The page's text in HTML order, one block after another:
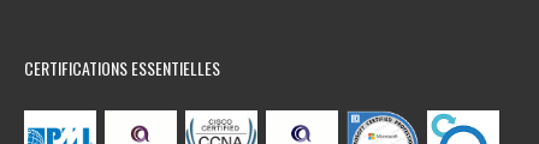
CERTIFICATIONS ESSENTIELLES